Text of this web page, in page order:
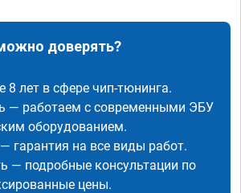
доверять?
8 лет в сфере чип-тюнинга.
— работаем с современными ЭБУ
оборудованием.
гарантия на все виды работ.
— подробные консультации по
цены.